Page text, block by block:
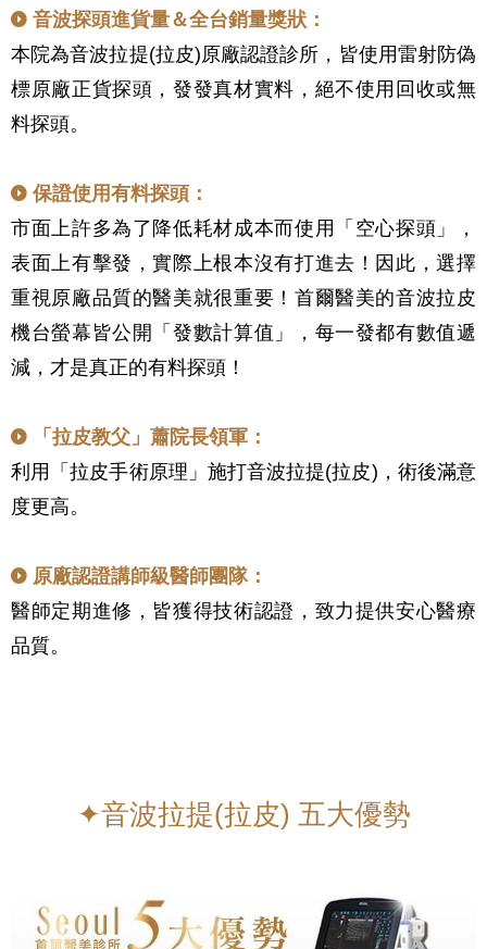
音波探頭進貨量＆全台銷量獎狀：
本院為音波拉提(拉皮)原廠認證診所，皆使用雷射防偽
標原廠正貨探頭，發發真材實料，絕不使用回收或無
料探頭。
保證使用有料探頭：
市面上許多為了降低耗材成本而使用「空心探頭」，
表面上有擊發，實際上根本沒有打進去！因此，選擇
重視原廠品質的醫美就很重要！ 首爾醫美的音波拉皮
機台螢幕皆公開「發數計算值」，每一發都有數值遞
減，才是真正的有料探頭！
「拉皮教父」蕭院長領軍：
利用「拉皮手術原理」施打音波拉提(拉皮)，術後滿意
度更高。
原廠認證講師級醫師團隊：
醫師定期進修，皆獲得技術認證，致力提供安心醫療
品質。
✦音波拉提(拉皮) 五大優勢